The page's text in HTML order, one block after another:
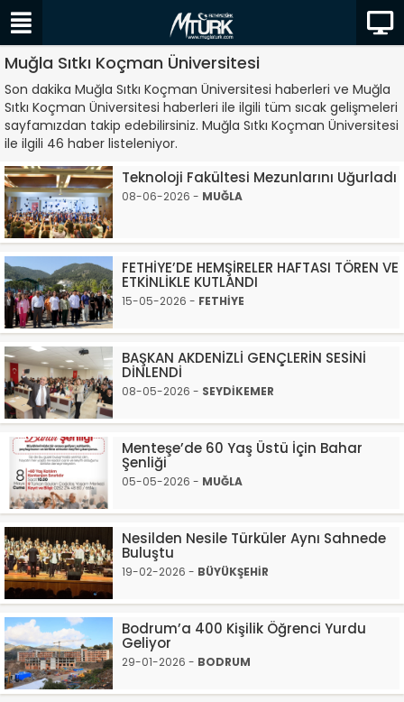
Muğla Sıtkı Koçman Üniversitesi
Son dakika Muğla Sıtkı Koçman Üniversitesi haberleri ve Muğla
Sıtkı Koçman Üniversitesi haberleri ile ilgili tüm sıcak gelişmeleri
sayfamızdan takip edebilirsiniz. Muğla Sıtkı Koçman Üniversitesi
ile ilgili 46 haber listeleniyor.
Teknoloji Fakültesi Mezunlarını Uğurladı
08-06-2026 - MUĞLA
FETHİYE’DE HEMŞİRELER HAFTASI TÖREN VE
ETKİNLİKLE KUTLANDI
15-05-2026 - FETHİYE
BAŞKAN AKDENİZLİ GENÇLERİN SESİNİ
DİNLENDİ
08-05-2026 - SEYDİKEMER
Menteşe’de 60 Yaş Üstü İçin Bahar
Şenliği
05-05-2026 - MUĞLA
Nesilden Nesile Türküler Aynı Sahnede
Buluştu
19-02-2026 - BÜYÜKŞEHİR
Bodrum’a 400 Kişilik Öğrenci Yurdu
Geliyor
29-01-2026 - BODRUM